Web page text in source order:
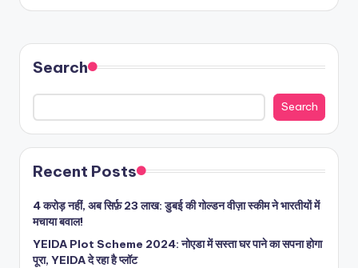
Search
Search
Recent Posts
4 करोड़ नहीं, अब सिर्फ़ 23 लाख: डुबई की गोल्डन वीज़ा स्कीम ने भारतीयों में
मचाया बवाल!
YEIDA Plot Scheme 2024: नोएडा में सस्ता घर पाने का सपना होगा
पूरा, YEIDA दे रहा है प्लॉट